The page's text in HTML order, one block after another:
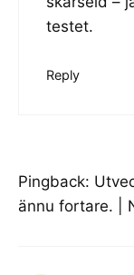
testet.
Reply
Pingback:
ännu fortare. |